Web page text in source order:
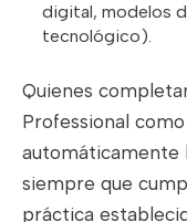
digital, modelos
tecnológico).
Quienes
Professional
automáticamente
siempre que
práctica